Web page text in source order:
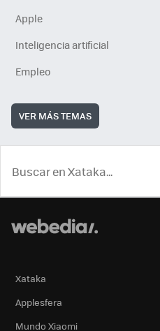
Apple
Inteligencia artificial
Empleo
VER MÁS TEMAS
Xataka
Applesfera
Mundo Xiaomi